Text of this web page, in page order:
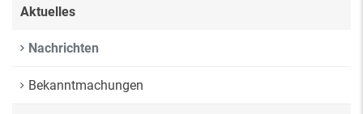
Aktuelles
Nachrichten
Bekanntmachungen